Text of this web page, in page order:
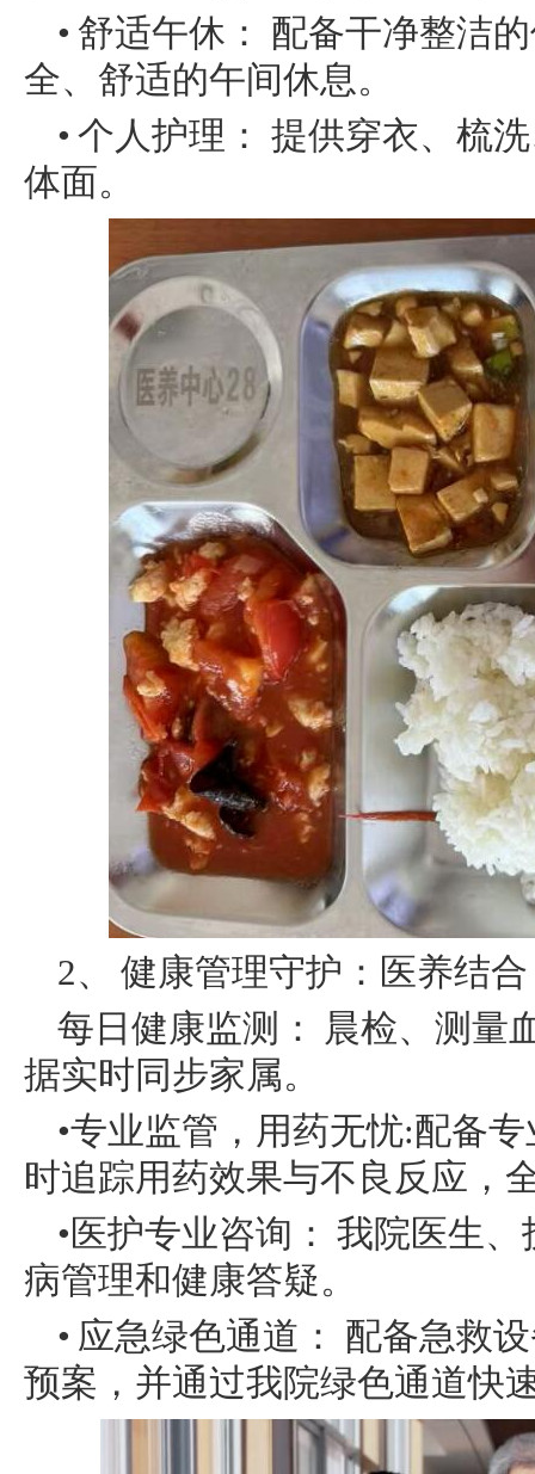
• 舒适午休： 配备干净整洁
全、舒适的午间休息。
• 个人护理： 提供穿衣、梳
体面。
2、 健康管理守护：医养结
每日健康监测： 晨检、测量
据实时同步家属。
•专业监管，用药无忧:配备
时追踪用药效果与不良反应，
•医护专业咨询： 我院医生
病管理和健康答疑。
• 应急绿色通道： 配备急救
预案，并通过我院绿色通道快